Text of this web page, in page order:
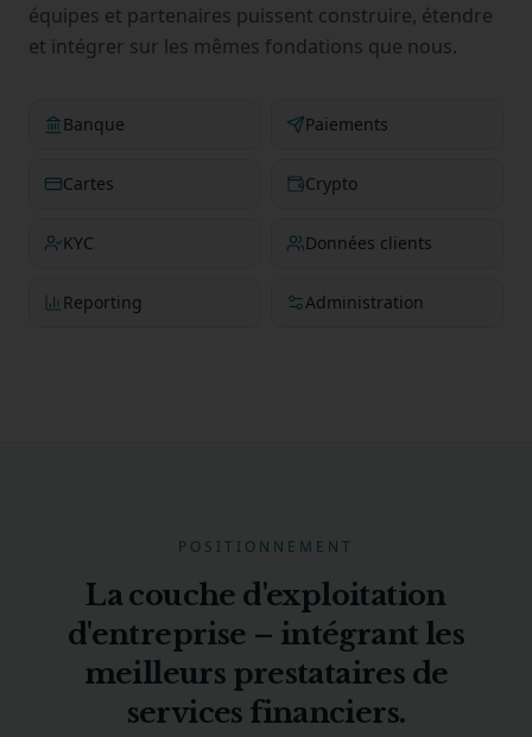
équipes et partenaires puissent construire, étendre
et intégrer sur les mêmes fondations que nous.
Banque Paiements
Cartes Crypto
KYC Données clients
Reporting Administration
POSITIONNEMENT
La couche d'exploitation
d'entreprise – intégrant les
meilleurs prestataires de
services financiers.